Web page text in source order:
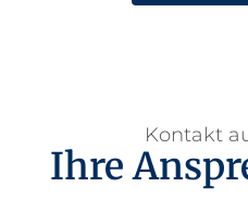
Kontakt
Ihre